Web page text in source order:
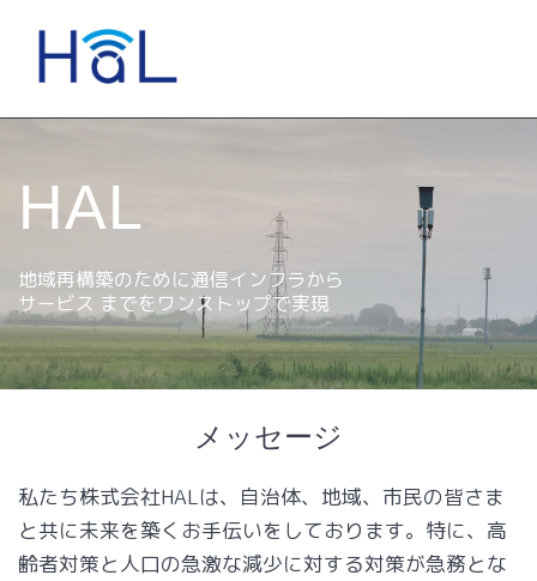
ツ
ッ
プ
HAL
地域再構築のために通信インフラから
サービス までをワンストップで実現
メッセージ
私たち株式会社HALは、自治体、地域、市民の皆さま
と共に未来を築くお手伝いをしております。特に、高
齢者対策と人口の急激な減少に対する対策が急務とな